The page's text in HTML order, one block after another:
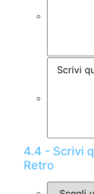
4.4 - Scrivi
Retro